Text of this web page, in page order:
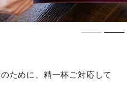
ために、精一杯ご対応して